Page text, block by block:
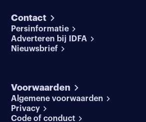
Contact
Persinformatie
Adverteren bij IDFA
Nieuwsbrief
Voorwaarden
Algemene voorwaarden
Privacy
Code of conduct